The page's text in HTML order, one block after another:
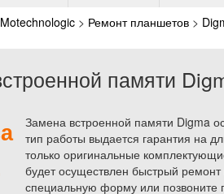
> Ремонт планшетов >
памяти
Замена встроенной памяти Digma
тип работы выдается гарантия на
только оригинальные
будет осуществлен быстрый
специальную форму или позвоните